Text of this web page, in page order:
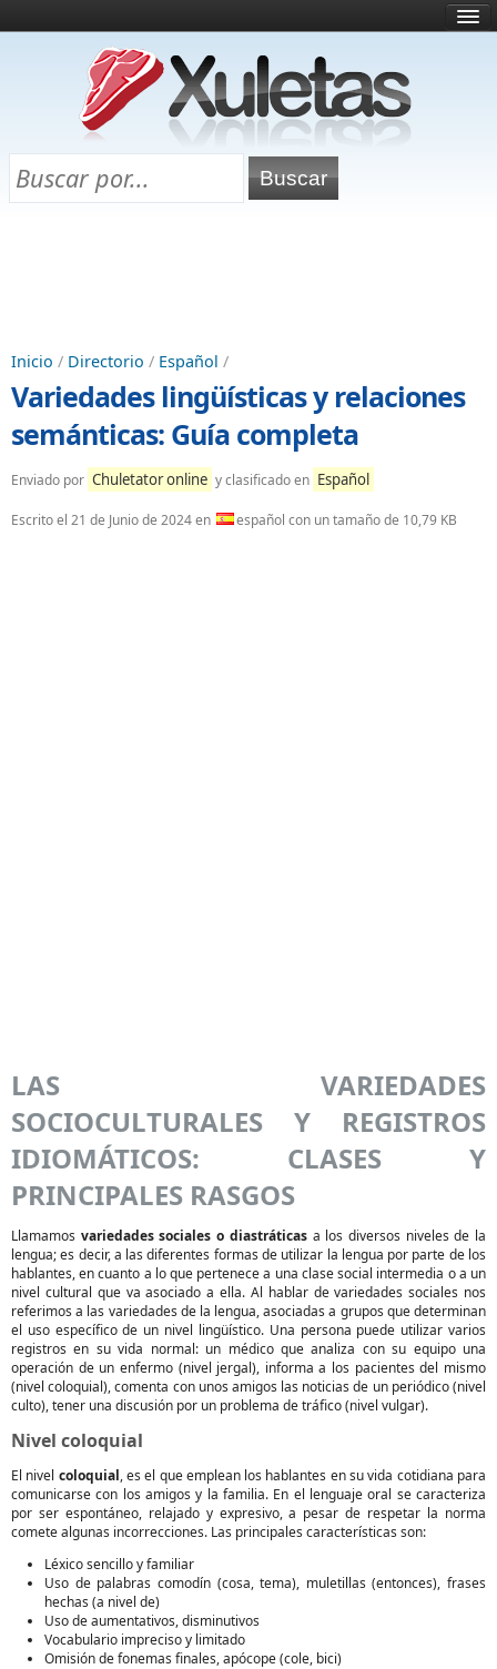
¿Qué es esto?
Directorio
Chuletas para exámenes
Inicio / Directorio / Español /
Variedades lingüísticas y relaciones
semánticas: Guía completa
Enviado por Chuletator online y clasificado en Español
Escrito el 21 de Junio de 2024en español con un tamaño de 10,79 KB
LAS VARIEDADES
SOCIOCULTURALES Y REGISTROS
IDIOMÁTICOS: CLASES Y
PRINCIPALES RASGOS
Llamamos variedades sociales o diastráticasa los diversos niveles de la
lengua; es decir, a las diferentes formas de utilizar la lengua por parte de los
hablantes, en cuanto a lo que pertenece a una clase social intermedia o a un
nivel cultural que va asociado a ella. Al hablar de variedades sociales nos
referimos a las variedades de la lengua, asociadas a grupos que determinan
el uso específico de un nivel lingüístico. Una persona puede utilizar varios
registros en su vida normal: un médico que analiza con su equipo una
operación de un enfermo (nivel jergal), informa a los pacientes del mismo
(nivel coloquial), comenta con unos amigos las noticias de un periódico (nivel
culto), tener una discusión por un problema de tráfico (nivel vulgar).
Nivel coloquial
El nivel coloquial, es el que emplean los hablantes en su vida cotidiana para
comunicarse con los amigos y la familia. En el lenguaje oral se caracteriza
por ser espontáneo, relajado y expresivo, a pesar de respetar la norma
comete algunas incorrecciones. Las principales características son:
Léxico sencillo y familiar
Uso de palabras comodín (cosa, tema), muletillas (entonces), frases
hechas (a nivel de)
Uso de aumentativos, disminutivos
Vocabulario impreciso y limitado
Omisión de fonemas finales, apócope (cole, bici)